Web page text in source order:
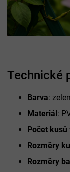
Technické
Barva:
Materiál:
Počet kusů
Rozměry
Rozměry